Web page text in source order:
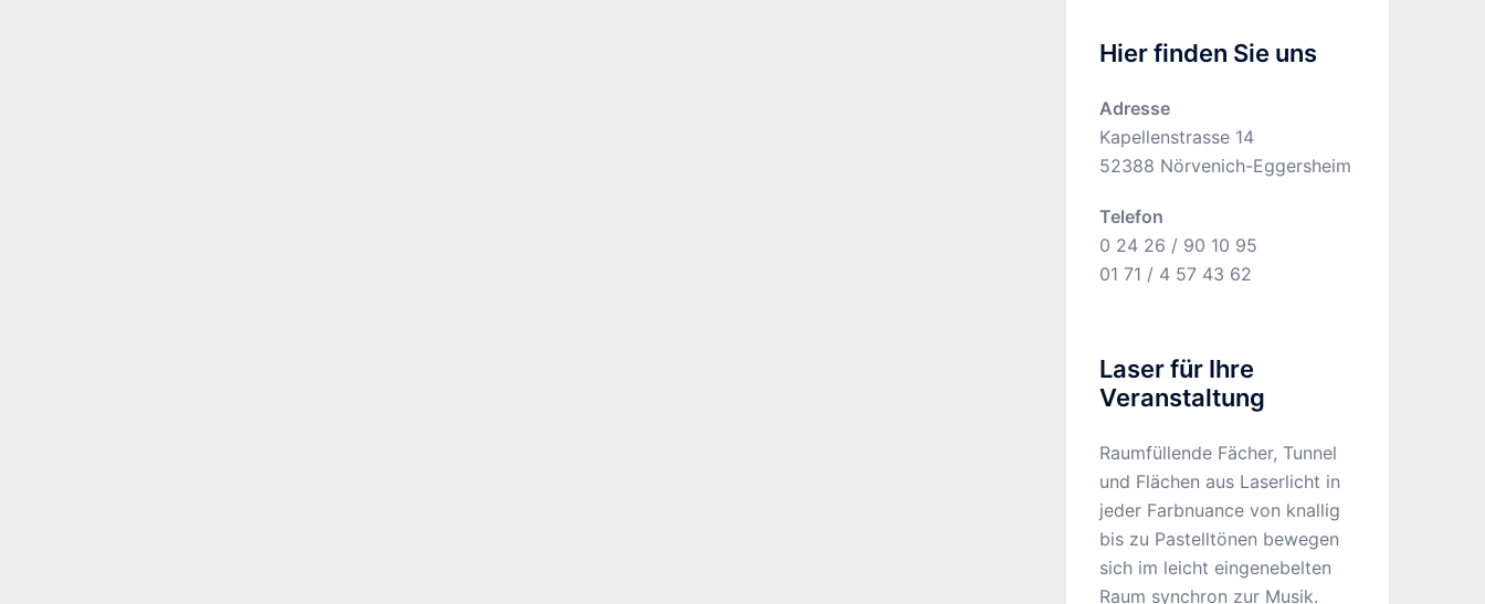
Hier finden Sie uns
Adresse
Kapellenstrasse 14
52388 Nörvenich-Eggersheim
Telefon
0 24 26 / 90 10 95
01 71 / 4 57 43 62
Laser für Ihre
Veranstaltung
Raumfüllende Fächer, Tunnel
und Flächen aus Laserlicht in
jeder Farbnuance von knallig
bis zu Pastelltönen bewegen
sich im leicht eingenebelten
Raum synchron zur Musik.